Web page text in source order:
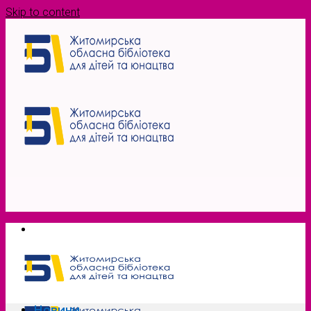
Skip to content